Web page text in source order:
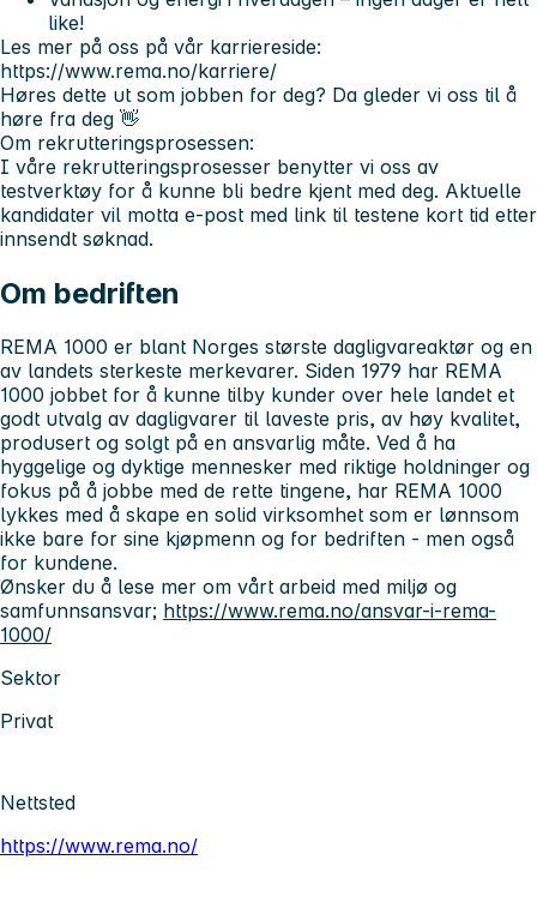
like!
Les mer på oss på vår karriereside:
https://www.rema.no/karriere/
Høres dette ut som jobben for deg? Da gleder vi oss til å
høre fra deg 👋
Om rekrutteringsprosessen:
I våre rekrutteringsprosesser benytter vi oss av
testverktøy for å kunne bli bedre kjent med deg. Aktuelle
kandidater vil motta e-post med link til testene kort tid etter
innsendt søknad.
Om bedriften
REMA 1000 er blant Norges største dagligvareaktør og en
av landets sterkeste merkevarer. Siden 1979 har REMA
1000 jobbet for å kunne tilby kunder over hele landet et
godt utvalg av dagligvarer til laveste pris, av høy kvalitet,
produsert og solgt på en ansvarlig måte. Ved å ha
hyggelige og dyktige mennesker med riktige holdninger og
fokus på å jobbe med de rette tingene, har REMA 1000
lykkes med å skape en solid virksomhet som er lønnsom
ikke bare for sine kjøpmenn og for bedriften - men også
for kundene.
Ønsker du å lese mer om vårt arbeid med miljø og
samfunnsansvar; https://www.rema.no/ansvar-i-rema-
1000/
Sektor
Privat
Nettsted
https://www.rema.no/